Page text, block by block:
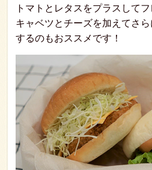
トマトとレタスをプラスして
キャベツとチーズを加えてさ
するのもおススメです！